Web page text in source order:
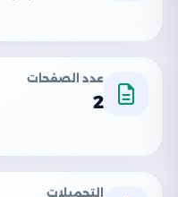
عدد الصفحات
2
التحميلات